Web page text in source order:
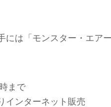
は「モンスター・エア
まで
インターネット販売